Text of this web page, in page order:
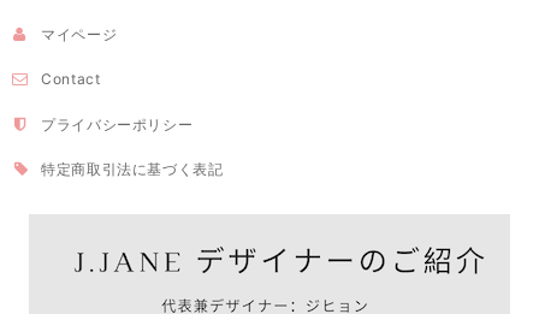
マイページ
Contact
プライバシーポリシー
特定商取引法に基づく表記